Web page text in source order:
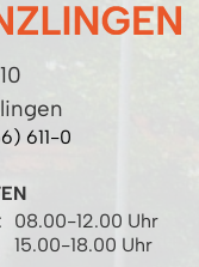
611-0
08.00-12.00 Uhr
15.00-18.00 Uhr